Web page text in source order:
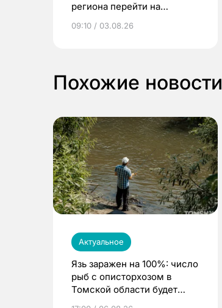
региона перейти на
выиграть призы
09:10 / 03.08.26
Похожие новости
Актуальное
Язь заражен на 100%: число
рыб с описторхозом в
Томской области будет